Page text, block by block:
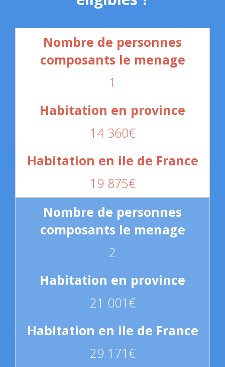
1
14 360€
19 875€
2
21 001€
29 171€